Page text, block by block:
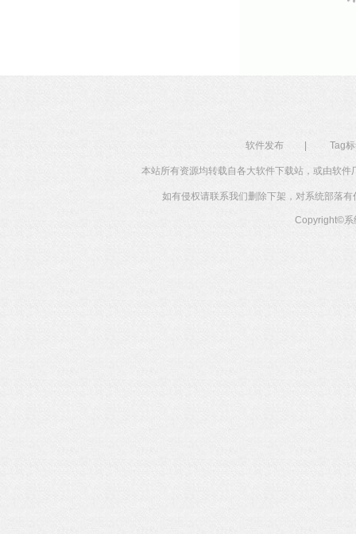
软件发布 | Tag
本站所有资源均转载自各大软件下载站，或由软
如有侵权请联系我们删除下架，对系统部落
Copyright©系